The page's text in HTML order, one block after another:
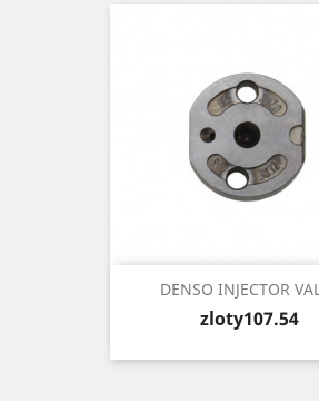
DENSO INJECTOR
Price
zloty107.54